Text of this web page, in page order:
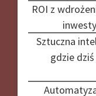
ROI z
Sztuczna
gdzie